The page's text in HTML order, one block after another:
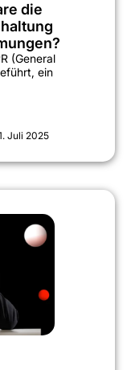
die
(General
ein
Juli 2025